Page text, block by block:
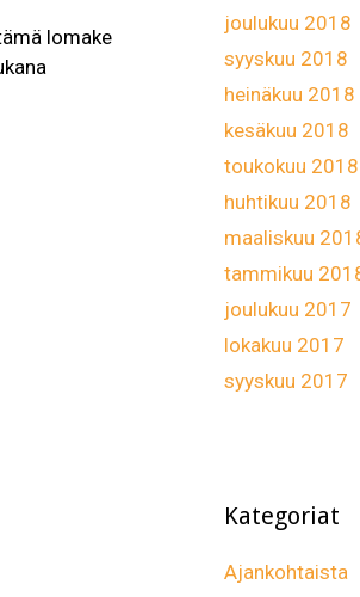
lomake
joulukuu 2018
syyskuu 2018
heinäkuu 2018
kesäkuu 2018
toukokuu 2018
huhtikuu 2018
maaliskuu
tammikuu
joulukuu 2017
lokakuu 2017
syyskuu 2017
Kategoriat
Ajankohtaista